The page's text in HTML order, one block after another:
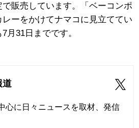
販売しています。「ベーコンポ
ーをかけてナマコに見立ててい
月31日までです。
道
心に日々ニュースを取材、発信